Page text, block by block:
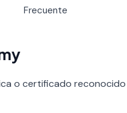
Frecuente
o certificado